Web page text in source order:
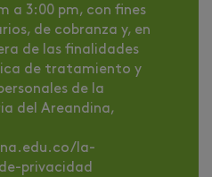
a 3:00 pm, con fines
de cobranza y, en
de las finalidades
de tratamiento y
de la
del Areandina,
la-
privacidad